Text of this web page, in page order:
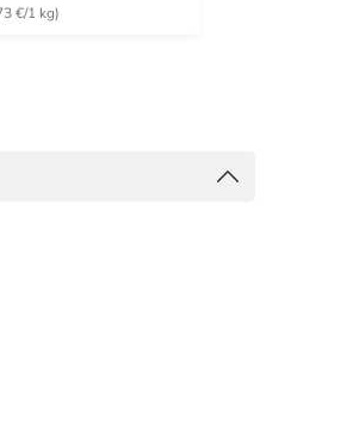
€/1 kg)